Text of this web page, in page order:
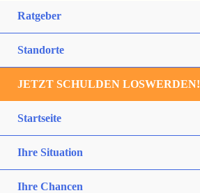
Ratgeber
Standorte
JETZT SCHULDEN LOSWERDEN!
Startseite
Ihre Situation
Ihre Chancen